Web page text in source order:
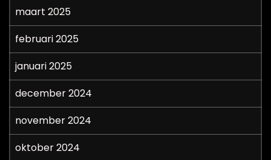
maart 2025
februari 2025
januari 2025
december 2024
november 2024
oktober 2024